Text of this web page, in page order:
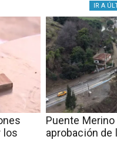
IR A
los
Puente
aprobación de